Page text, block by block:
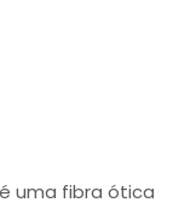
uma fibra ótica